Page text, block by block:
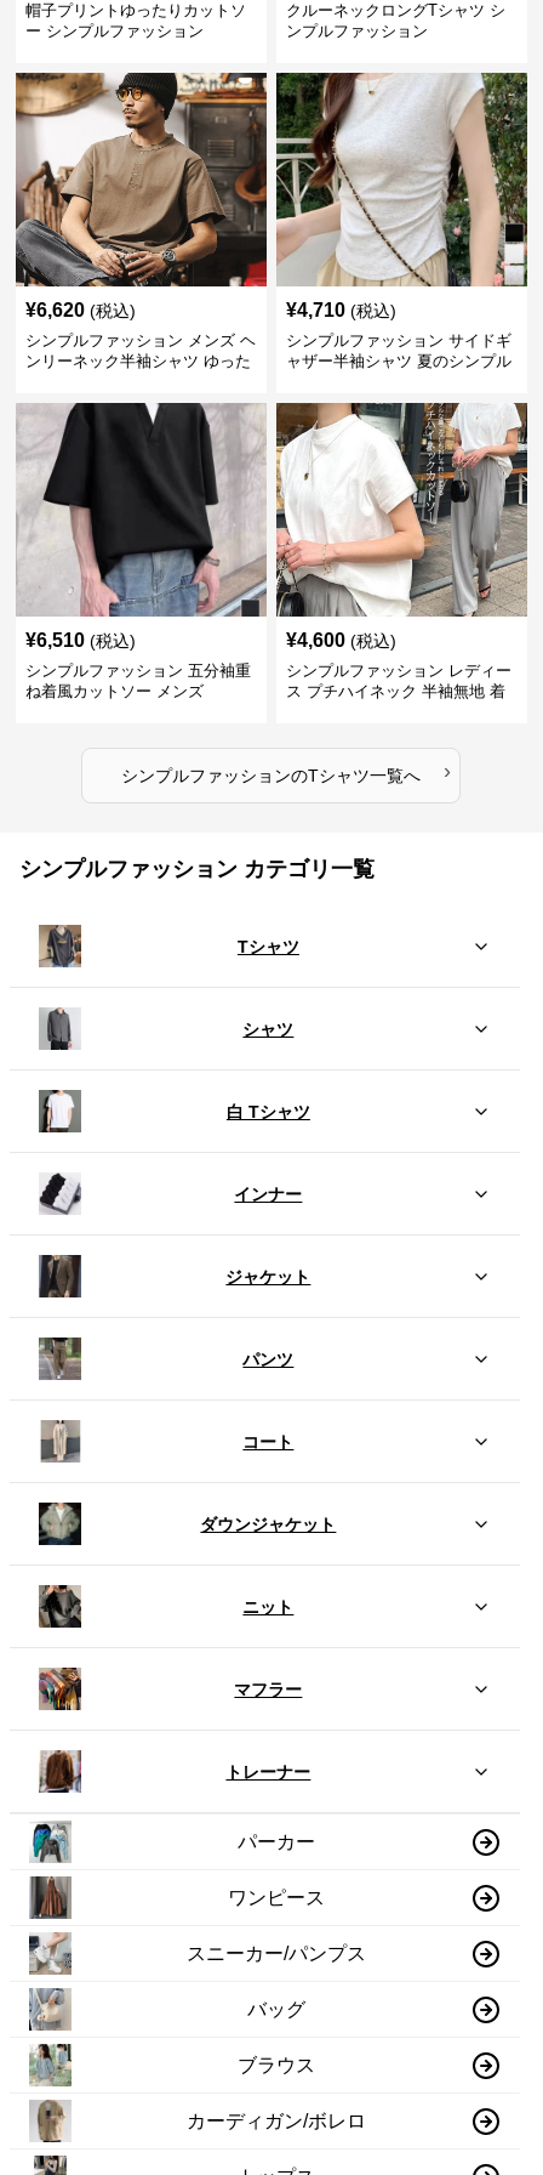
帽子プリントゆったりカットソ
ー シンプルファッション
クルーネックロングTシャツ シ
ンプルファッション
¥6,620 (税込)
シンプルファッション メンズ ヘ
ンリーネック半袖シャツ ゆった
¥4,710 (税込)
シンプルファッション サイドギ
ャザー半袖シャツ 夏のシンプル
¥6,510 (税込)
シンプルファッション 五分袖重
ね着風カットソー メンズ
¥4,600 (税込)
シンプルファッション レディー
ス プチハイネック 半袖無地 着
シンプルファッションのTシャツ一覧へ ›
シンプルファッション カテゴリ一覧
Tシャツ
シャツ
白 Tシャツ
インナー
ジャケット
パンツ
コート
ダウンジャケット
ニット
マフラー
トレーナー
パーカー
ワンピース
スニーカー/パンプス
バッグ
ブラウス
カーディガン/ボレロ